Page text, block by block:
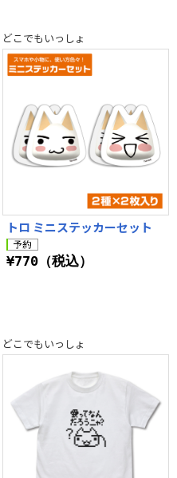
どこでもいっしょ
トロ ミニステッカーセット
¥770（税込）
どこでもいっしょ